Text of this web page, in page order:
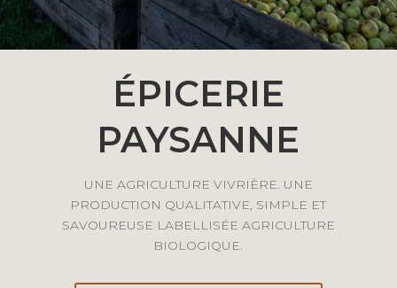
ÉPICERIE
PAYSANNE
UNE AGRICULTURE VIVRIÈRE. UNE
PRODUCTION QUALITATIVE, SIMPLE ET
SAVOUREUSE LABELLISÉE AGRICULTURE
BIOLOGIQUE.